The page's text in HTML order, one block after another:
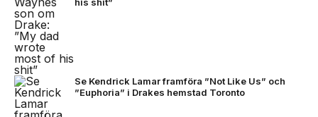
Se Kendrick Lamar framföra ”Not Like Us” och
”Euphoria” i Drakes hemstad Toronto